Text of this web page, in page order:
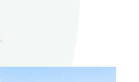
.